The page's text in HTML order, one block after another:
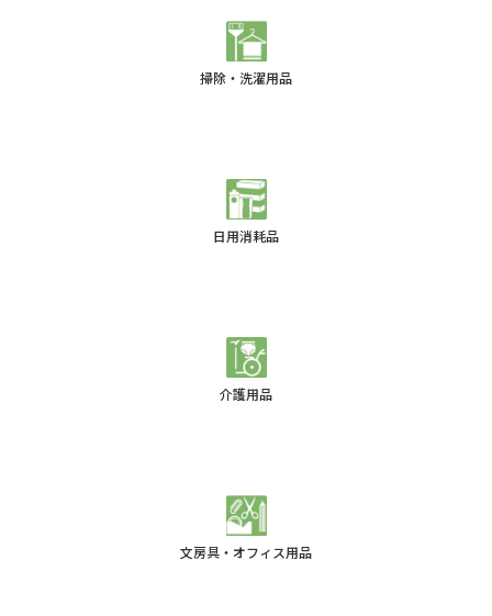
掃除・洗濯用品
日用消耗品
介護用品
文房具・オフィス用品